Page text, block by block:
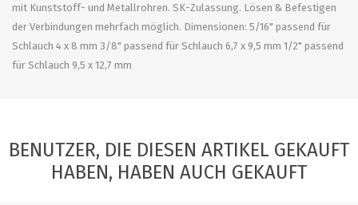
mit Kunststoff- und Metallrohren. SK-Zulassung. Lösen & Befestigen
der Verbindungen mehrfach möglich. Dimensionen: 5/16" passend für
Schlauch 4 x 8 mm 3/8" passend für Schlauch 6,7 x 9,5 mm 1/2" passend
für Schlauch 9,5 x 12,7 mm
BENUTZER, DIE DIESEN ARTIKEL GEKAUFT
HABEN, HABEN AUCH GEKAUFT